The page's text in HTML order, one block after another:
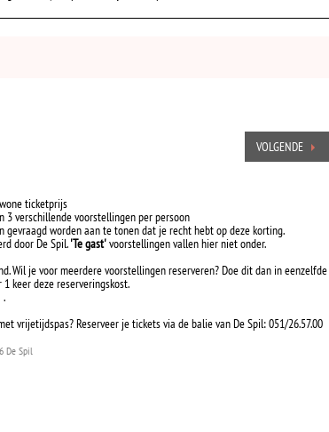
VOLGENDE
ticketprijs
3 verschillende voorstellingen per persoon
worden aan te tonen dat je recht hebt op deze korting.
door De Spil.'Te gast'voorstellingen vallen hier niet onder.
Wil je voor meerdere voorstellingen reserveren? Doe dit dan in eenzelfde
keer deze reserveringskost.
.
vrijetijdspas? Reserveer je tickets via de balie van De Spil: 051/26.57.00
De Spil